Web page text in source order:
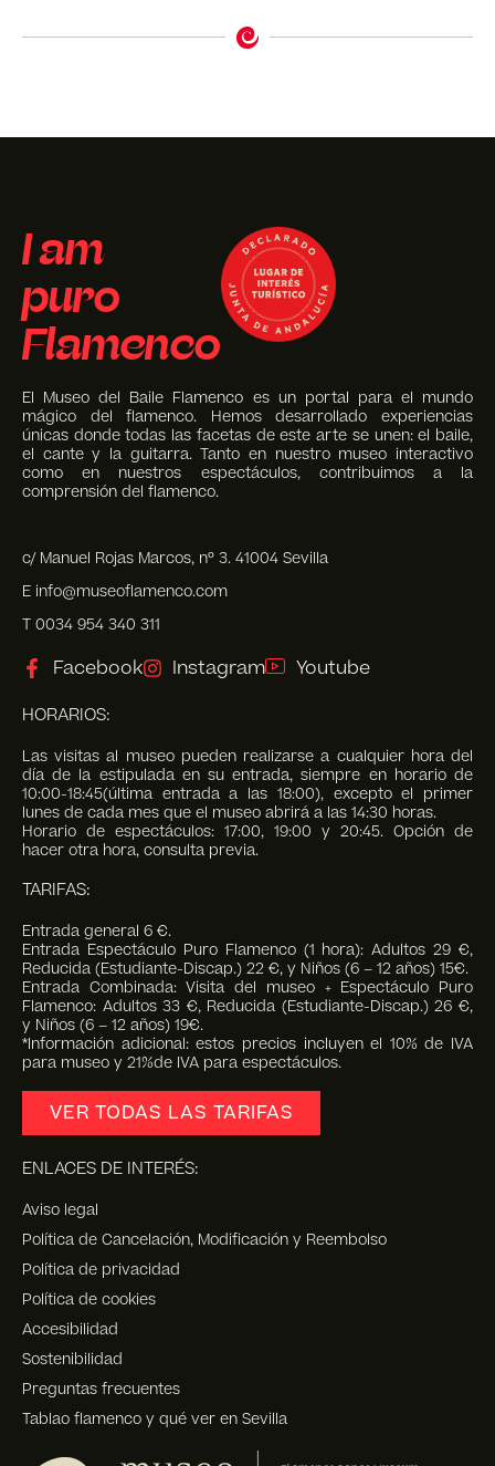
I am
puro
Flamenco
El Museo del Baile Flamenco es un portal para el mundo
mágico del flamenco. Hemos desarrollado experiencias
únicas donde todas las facetas de este arte se unen: el baile,
el cante y la guitarra. Tanto en nuestro museo interactivo
como en nuestros espectáculos, contribuimos a la
comprensión del flamenco.
c/ Manuel Rojas Marcos, nº 3. 41004 Sevilla
E info@museoflamenco.com
T 0034 954 340 311
Facebook Instagram Youtube
HORARIOS:
Las visitas al museo pueden realizarse a cualquier hora del
día de la estipulada en su entrada, siempre en horario de
10:00-18:45(última entrada a las 18:00), excepto el primer
lunes de cada mes que el museo abrirá a las 14:30 horas.
Horario de espectáculos: 17:00, 19:00 y 20:45. Opción de
hacer otra hora, consulta previa.
TARIFAS:
Entrada general 6 €.
Entrada Espectáculo Puro Flamenco (1 hora): Adultos 29 €,
Reducida (Estudiante-Discap.) 22 €, y Niños (6 – 12 años) 15€.
Entrada Combinada: Visita del museo + Espectáculo Puro
Flamenco: Adultos 33 €, Reducida (Estudiante-Discap.) 26 €,
y Niños (6 – 12 años) 19€.
*Información adicional: estos precios incluyen el 10% de IVA
para museo y 21%de IVA para espectáculos.
VER TODAS LAS TARIFAS
ENLACES DE INTERÉS:
Aviso legal
Política de Cancelación, Modificación y Reembolso
Política de privacidad
Política de cookies
Accesibilidad
Sostenibilidad
Preguntas frecuentes
Tablao flamenco y qué ver en Sevilla